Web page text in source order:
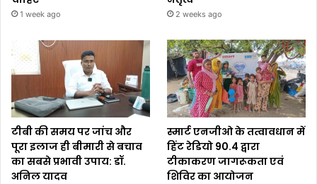
1 week ago 2 weeks ago
टीबी की समय पर जांच और
पूरा इलाज ही बीमारी से बचाव
का सबसे प्रभावी उपाय: डॉ.
अनिल यादव
स्मार्ट एनजीओ के तत्वावधान में
हिंट रेडियो 90.4 द्वारा
टीकाकरण जागरूकता एवं
शिविर का आयोजन